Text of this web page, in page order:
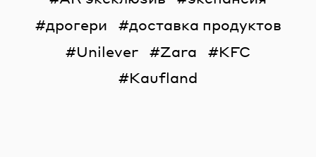
дрогери
доставка продуктов
Unilever
Zara
KFC
Kaufland